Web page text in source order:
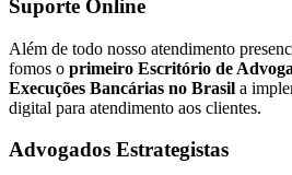
Suporte Online
Além de todo nosso atendimento
fomos o primeiro Escritório de
Execuções Bancárias no Brasil a
digital para atendimento aos clientes.
Advogados Estrategistas